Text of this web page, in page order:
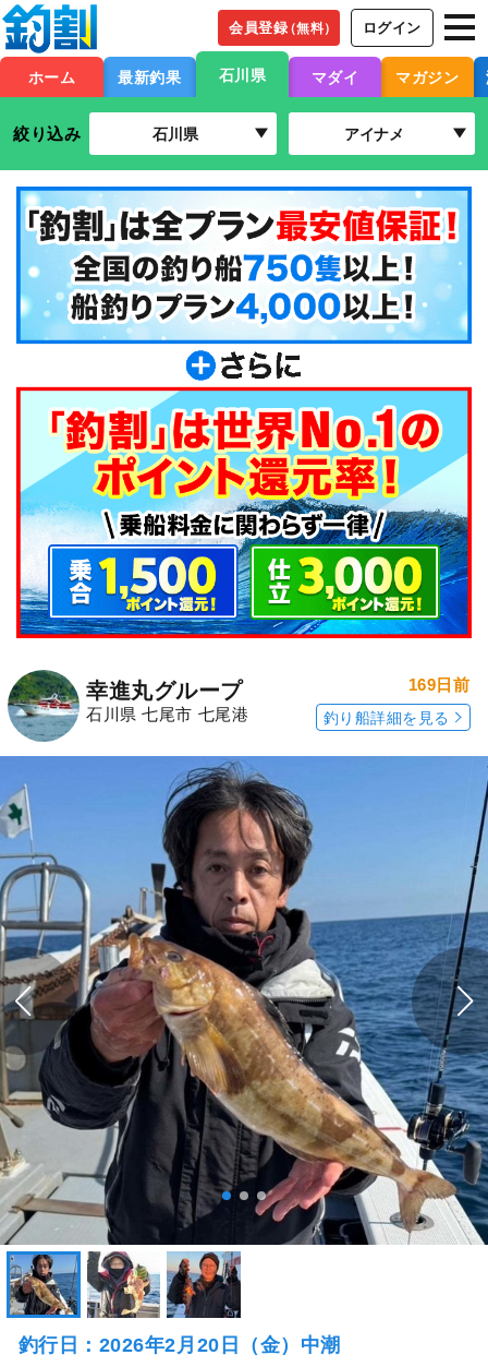
会員登録（無料） ログイン
ホーム 最新釣果 石川県 マダイ マガジン
絞り込み 石川県 アイナメ
幸進丸グループ
石川県 七尾市 七尾港
169日前
釣り船詳細を見る
釣行日：2026年2月20日（金）中潮